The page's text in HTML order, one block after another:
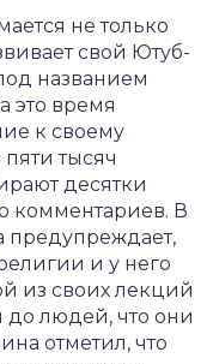
не только
свой Ютуб-
названием
это время
к своему
тысяч
десятки
комментариев. В
предупреждает,
и у него
из своих лекций
до людей, что они
отметил, что